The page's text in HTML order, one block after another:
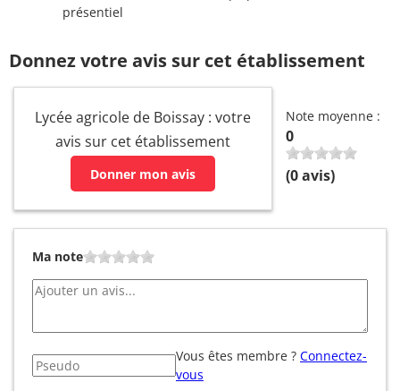
présentiel
Donnez votre avis sur cet établissement
Lycée agricole de Boissay : votre
avis sur cet établissement
Donner mon avis
Note moyenne :
0
(0avis)
Ma note
Vous êtes membre ? Connectez-
vous